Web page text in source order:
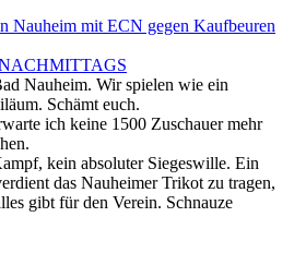
Nauheim mit ECN gegen Kaufbeuren
NACHMITTAGS
Nauheim. Wir spielen wie ein
Schämt euch.
ich keine 1500 Zuschauer mehr
kein absoluter Siegeswille. Ein
das Nauheimer Trikot zu tragen,
gibt für den Verein. Schnauze